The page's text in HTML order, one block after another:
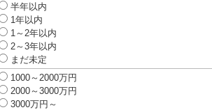
半年以内
1年以内
1～2年以内
2～3年以内
まだ未定
1000～2000万円
2000～3000万円
3000万円～